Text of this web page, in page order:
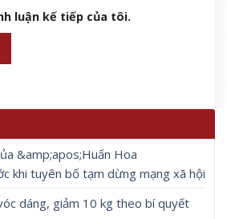
luận kế tiếp của tôi.
&amp;apos;Huấn Hoa
khi tuyên bố tạm dừng mạng xã hội
dáng, giảm 10 kg theo bí quyết